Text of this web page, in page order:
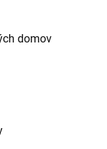
domov